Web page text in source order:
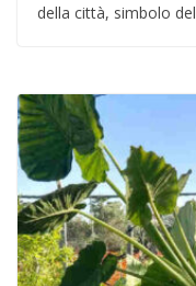
della città, simbolo